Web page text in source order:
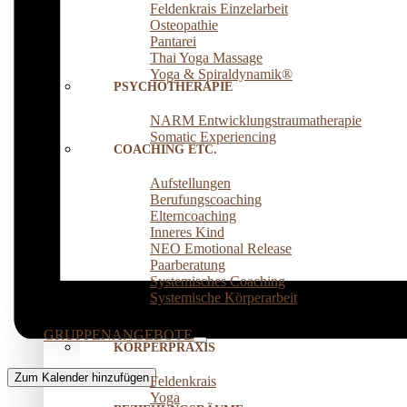
Feldenkrais Einzelarbeit
Osteopathie
Pantarei
Thai Yoga Massage
Yoga & Spiraldynamik®
PSYCHOTHERAPIE
NARM Entwicklungstraumatherapie
Somatic Experiencing
COACHING ETC.
Aufstellungen
Berufungscoaching
Elterncoaching
Inneres Kind
NEO Emotional Release
Paarberatung
Systemisches Coaching
Systemische Körperarbeit
GRUPPENANGEBOTE
KÖRPERPRAXIS
Feldenkrais
Yoga
Zum Kalender hinzufügen